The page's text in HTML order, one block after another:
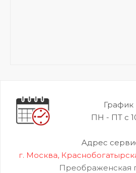
График
ПН - ПТ с
Адрес
г. Москва,
Преображенская